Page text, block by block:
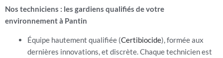
Nos techniciens : les gardiens qualifiés de votre
environnement à Pantin
Équipe hautement qualifiée (Certibiocide), formée aux
dernières innovations, et discrète. Chaque technicien est